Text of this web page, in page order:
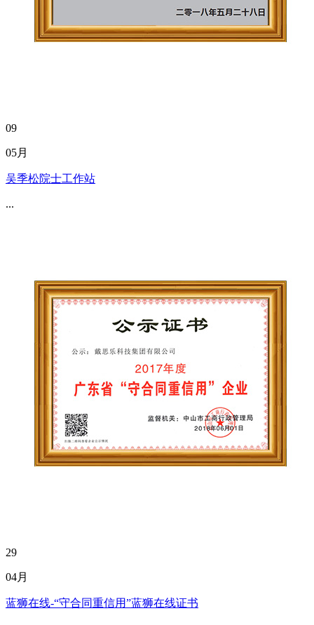
09
05月
吴季松院士工作站
...
29
04月
蓝狮在线-“守合同重信用”蓝狮在线证书